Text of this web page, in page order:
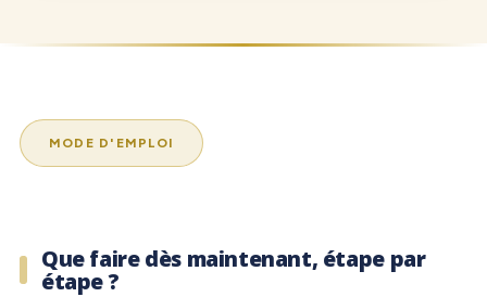
MODE D'EMPLOI
Que faire dès maintenant, étape par
étape ?